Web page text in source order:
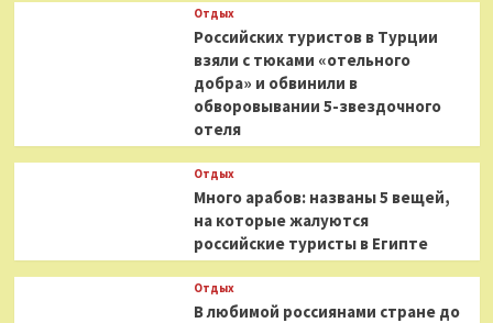
Отдых
Российских туристов в Турции
взяли с тюками «отельного
добра» и обвинили в
обворовывании 5-звездочного
отеля
Отдых
Много арабов: названы 5 вещей,
на которые жалуются
российские туристы в Египте
Отдых
В любимой россиянами стране до